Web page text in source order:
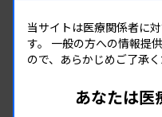
当サイトは医療関係者に
す。 一般の方への情報提
ので、あらかじめご了承く
あなたは医